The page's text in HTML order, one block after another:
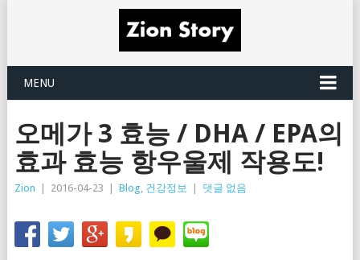
MENU
오메가 3 효능 / DHA / EPA의
효과 효능 항우울제 작용도!
Zion 2016-04-23 Blog, 건강정보 댓글 없음